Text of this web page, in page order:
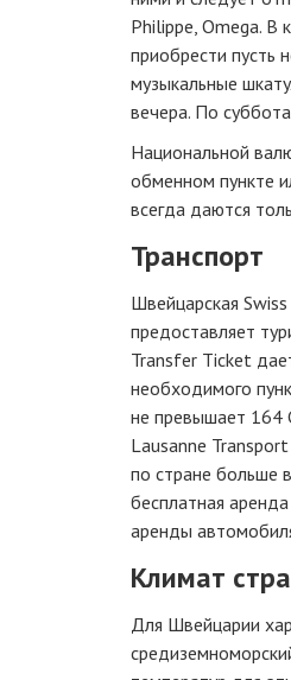
Philippe, Omega. В
приобрести пусть
музыкальные
вечера. По
Национальной
обменном пункте
всегда даются
Транспорт
Швейцарская
предоставляет
Transfer Ticket
необходимого
не превышает 164
Lausanne
по стране больше
бесплатная
аренды
Климат
Для Швейцарии